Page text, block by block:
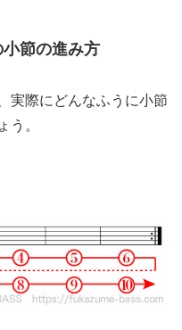
節の進み方
実際にどんなふうに小節
う。